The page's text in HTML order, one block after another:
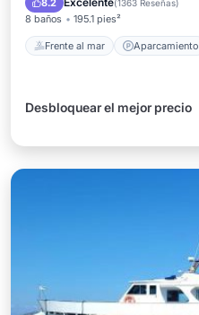
8.2 (1363 Reseñas)
8 baños 195.1 pies²
Frente al mar Aparcamiento
Desbloquear el mejor precio